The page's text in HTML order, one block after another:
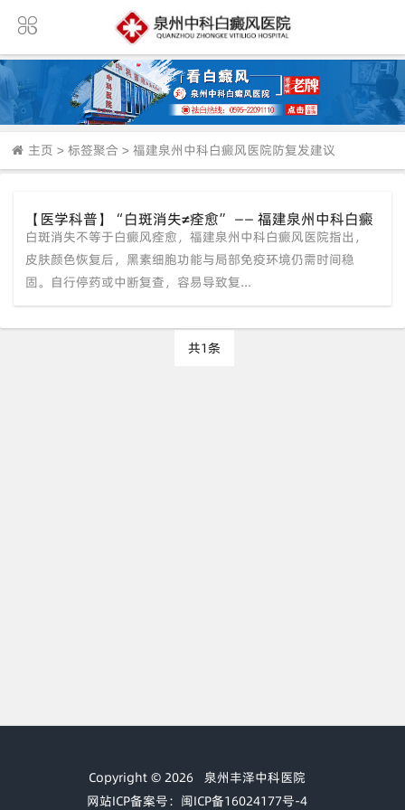
主页 > 标签聚合 > 福建泉州中科白癜风医院防复发建议
【医学科普】“白斑消失≠痊愈” —— 福建泉州中科白癜
风医院提醒：坚持巩固防复发，定期复查不可少
白斑消失不等于白癜风痊愈，福建泉州中科白癜风医院指出，
皮肤颜色恢复后，黑素细胞功能与局部免疫环境仍需时间稳
固。自行停药或中断复查，容易导致复...
共1条
Copyright © 2026 泉州丰泽中科医院
网站ICP备案号：闽ICP备16024177号-4